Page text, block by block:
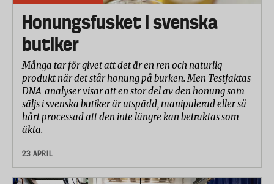
Honungsfusket i svenska
butiker
Många tar för givet att det är en ren och naturlig
produkt när det står honung på burken. Men Testfaktas
DNA-analyser visar att en stor del av den honung som
säljs i svenska butiker är utspädd, manipulerad eller så
hårt processad att den inte längre kan betraktas som
äkta.
23 APRIL